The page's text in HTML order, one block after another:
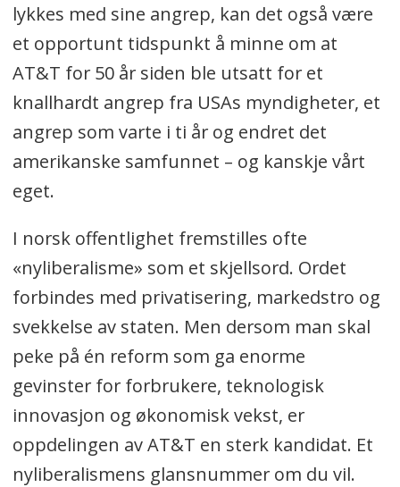
lykkes med sine angrep, kan det også være
et opportunt tidspunkt å minne om at
AT&T for 50 år siden ble utsatt for et
knallhardt angrep fra USAs myndigheter, et
angrep som varte i ti år og endret det
amerikanske samfunnet – og kanskje vårt
eget.
I norsk offentlighet fremstilles ofte
«nyliberalisme» som et skjellsord. Ordet
forbindes med privatisering, markedstro og
svekkelse av staten. Men dersom man skal
peke på én reform som ga enorme
gevinster for forbrukere, teknologisk
innovasjon og økonomisk vekst, er
oppdelingen av AT&T en sterk kandidat. Et
nyliberalismens glansnummer om du vil.